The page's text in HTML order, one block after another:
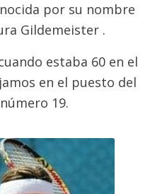
por su nombre
Gildemeister .
estaba 60 en el
en el puesto del
19.